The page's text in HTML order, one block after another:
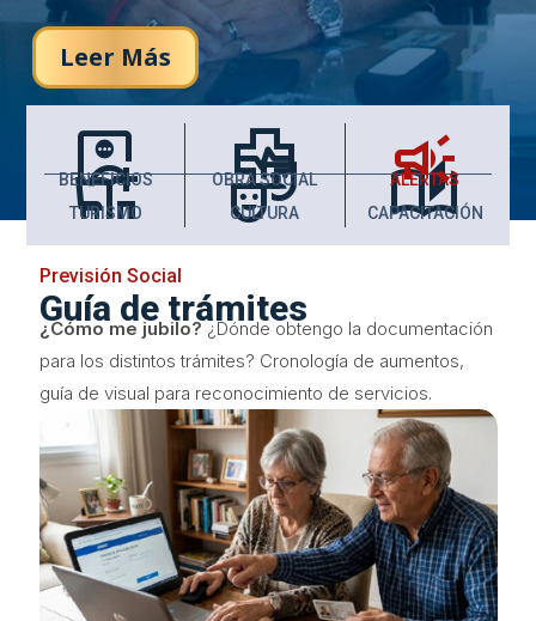
Leer Más
chair_umbrella
TURISMO theater_comedy
CULTURA auto_stories
CAPACITACIÓN
monitor_weight_gain
BENEFICIOS health_metrics
OBRA SOCIAL campaign
ALERTAS
Previsión Social
Guía de trámites
¿Cómo me jubilo?¿Dónde obtengo la documentación
para los distintos trámites? Cronología de aumentos,
guía de visual para reconocimiento de servicios.